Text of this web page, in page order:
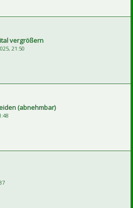
vergrößern
21:50
(abnehmbar)